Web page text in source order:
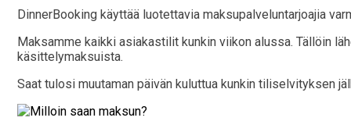
DinnerBooking käyttää luotettavia maksupalveluntarjoajia
Maksamme kaikki asiakastilit kunkin viikon alussa. Tällöin
käsittelymaksuista.
Saat tulosi muutaman päivän kuluttua kunkin tiliselvityksen